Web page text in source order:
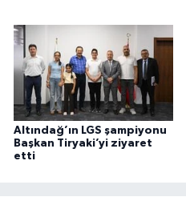
Altındağ’ın LGS şampiyonu
Başkan Tiryaki’yi ziyaret
etti